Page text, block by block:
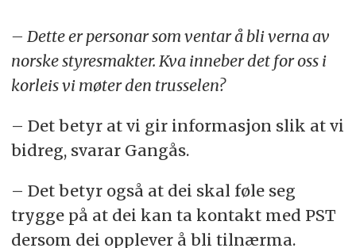
– Dette er personar som ventar å bli verna av
norske styresmakter. Kva inneber det for oss i
korleis vi møter den trusselen?
– Det betyr at vi gir informasjon slik at vi
bidreg, svarar Gangås.
– Det betyr også at dei skal føle seg
trygge på at dei kan ta kontakt med PST
dersom dei opplever å bli tilnærma.